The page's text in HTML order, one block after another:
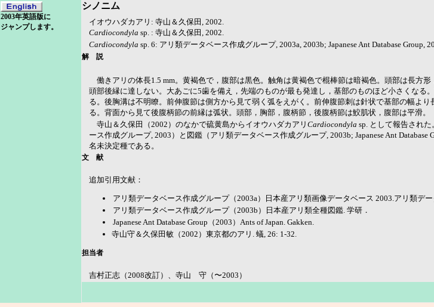
2003年英語版に
ジャンプします。
シノニム
イオウハダカアリ: 寺山＆久保田, 2002.
Cardiocondyla sp. : 寺山＆久保田, 2002.
Cardiocondyla sp. 6: アリ類データベース作成グループ, 2003a, 2003b; Japanese Ant Database Group,
解 説
働きアリの体長1.5 mm。黄褐色で，腹部は黒色。触角は黄褐色で棍棒節は暗褐色。頭部は長方
頭部後縁に達しない。大あごに5歯を備え，先端のものが最も発達し，基部のものほど小さくなる
る。後胸溝は不明瞭。前伸腹節は側方から見て弱く弧をえがく。前伸腹節刺は針状で基部の幅よ
る。背面から見て後腹柄節の前縁は弧状。頭部，胸部，腹柄節，後腹柄節は鮫肌状，腹部は平滑。
寺山＆久保田（2002）のなかで硫黄島からイオウハダカアリ Cardiocondyla sp. として報告され
ース作成グループ, 2003）と図鑑（アリ類データベース作成グループ, 2003b; Japanese Ant Database
名未決定種である。
文 献
追加引用文献：
アリ類データベース作成グループ（2003a）日本産アリ類画像データベース 2003.アリ類デ
アリ類データベース作成グループ（2003b）日本産アリ類全種図鑑. 学研．
Japanese Ant Database Group（2003）Ants of Japan. Gakken.
寺山守＆久保田敏（2002）東京都のアリ. 蟻, 26: 1-32.
担当者
吉村正志（2008改訂）、寺山 守（〜2003）